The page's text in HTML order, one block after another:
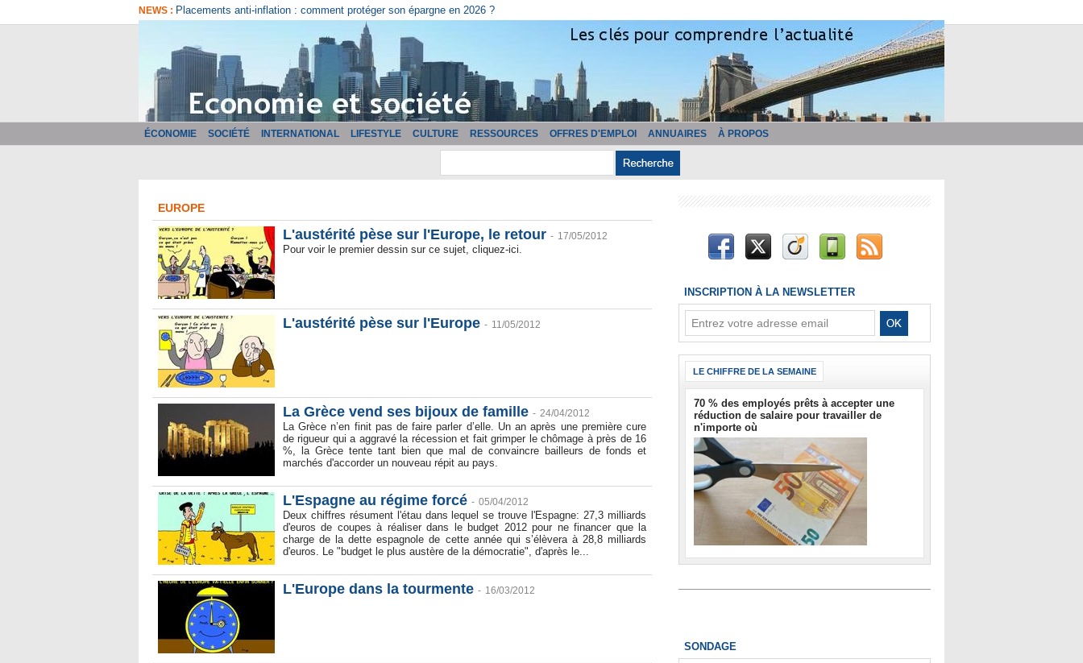
NEWS : Comment bien choisir son logiciel de facturation ?
ÉCONOMIE SOCIÉTÉ INTERNATIONAL LIFESTYLE CULTURE RESSOURCES OFFRES D'EMPLOI ANNUAIRES À PROPOS
EUROPE
L'austérité pèse sur l'Europe, le retour - 17/05/2012
Pour voir le premier dessin sur ce sujet, cliquez-ici.
L'austérité pèse sur l'Europe - 11/05/2012
La Grèce vend ses bijoux de famille - 24/04/2012
La Grèce n’en finit pas de faire parler d’elle. Un an après une première cure
de rigueur qui a aggravé la récession et fait grimper le chômage à près de 16
%, la Grèce tente tant bien que mal de convaincre bailleurs de fonds et
marchés d'accorder un nouveau répit au pays.
L'Espagne au régime forcé - 05/04/2012
Deux chiffres résument l'étau dans lequel se trouve l'Espagne: 27,3 milliards
d'euros de coupes à réaliser dans le budget 2012 pour ne financer que la
charge de la dette espagnole de cette année qui s’élèvera à 28,8 milliards
d'euros. Le "budget le plus austère de la démocratie", d'après le...
L'Europe dans la tourmente - 16/03/2012
INSCRIPTION À LA NEWSLETTER
LE CHIFFRE DE LA SEMAINE
70 % des employés prêts à accepter une
réduction de salaire pour travailler de
n'importe où
SONDAGE